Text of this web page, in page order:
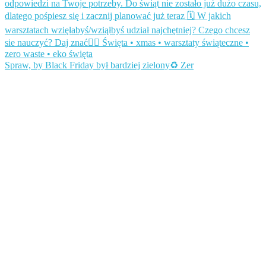
Spraw, by Black Friday był bardziej zielony♻️ Zer